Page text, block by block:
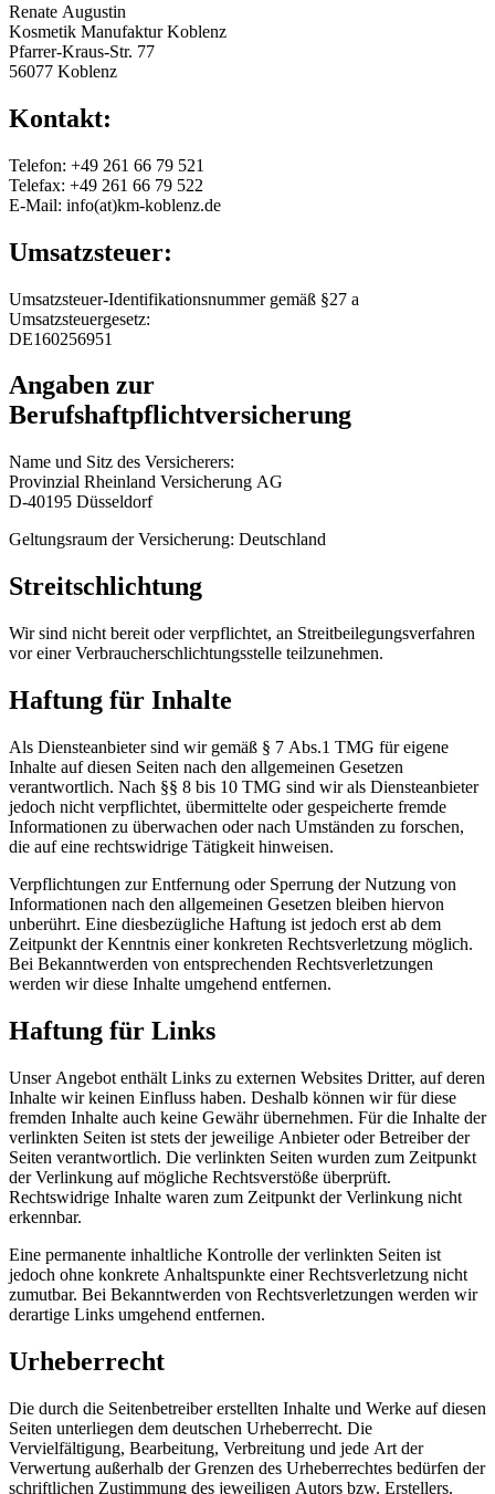
Renate Augustin
Kosmetik Manufaktur Koblenz
Pfarrer-Kraus-Str. 77
56077 Koblenz
Kontakt:
Telefon: +49 261 66 79 521
Telefax: +49 261 66 79 522
E-Mail: info(at)km-koblenz.de
Umsatzsteuer:
Umsatzsteuer-Identifikationsnummer gemäß §27 a
Umsatzsteuergesetz:
DE160256951
Angaben zur
Berufshaftpflichtversicherung
Name und Sitz des Versicherers:
Provinzial Rheinland Versicherung AG
D-40195 Düsseldorf
Geltungsraum der Versicherung: Deutschland
Streitschlichtung
Wir sind nicht bereit oder verpflichtet, an Streitbeilegungsverfahren
vor einer Verbraucherschlichtungsstelle teilzunehmen.
Haftung für Inhalte
Als Diensteanbieter sind wir gemäß § 7 Abs.1 TMG für eigene
Inhalte auf diesen Seiten nach den allgemeinen Gesetzen
verantwortlich. Nach §§ 8 bis 10 TMG sind wir als Diensteanbieter
jedoch nicht verpflichtet, übermittelte oder gespeicherte fremde
Informationen zu überwachen oder nach Umständen zu forschen,
die auf eine rechtswidrige Tätigkeit hinweisen.
Verpflichtungen zur Entfernung oder Sperrung der Nutzung von
Informationen nach den allgemeinen Gesetzen bleiben hiervon
unberührt. Eine diesbezügliche Haftung ist jedoch erst ab dem
Zeitpunkt der Kenntnis einer konkreten Rechtsverletzung möglich.
Bei Bekanntwerden von entsprechenden Rechtsverletzungen
werden wir diese Inhalte umgehend entfernen.
Haftung für Links
Unser Angebot enthält Links zu externen Websites Dritter, auf deren
Inhalte wir keinen Einfluss haben. Deshalb können wir für diese
fremden Inhalte auch keine Gewähr übernehmen. Für die Inhalte der
verlinkten Seiten ist stets der jeweilige Anbieter oder Betreiber der
Seiten verantwortlich. Die verlinkten Seiten wurden zum Zeitpunkt
der Verlinkung auf mögliche Rechtsverstöße überprüft.
Rechtswidrige Inhalte waren zum Zeitpunkt der Verlinkung nicht
erkennbar.
Eine permanente inhaltliche Kontrolle der verlinkten Seiten ist
jedoch ohne konkrete Anhaltspunkte einer Rechtsverletzung nicht
zumutbar. Bei Bekanntwerden von Rechtsverletzungen werden wir
derartige Links umgehend entfernen.
Urheberrecht
Die durch die Seitenbetreiber erstellten Inhalte und Werke auf diesen
Seiten unterliegen dem deutschen Urheberrecht. Die
Vervielfältigung, Bearbeitung, Verbreitung und jede Art der
Verwertung außerhalb der Grenzen des Urheberrechtes bedürfen der
schriftlichen Zustimmung des jeweiligen Autors bzw. Erstellers.